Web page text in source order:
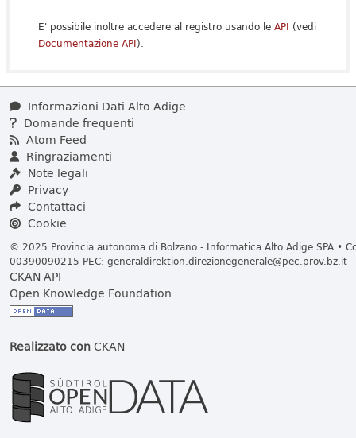
E' possibile inoltre accedere al registro usando le API (vedi
Documentazione API).
Informazioni Dati Alto Adige
Domande frequenti
Atom Feed
Ringraziamenti
Note legali
Privacy
Contattaci
Cookie
© 2025 Provincia autonoma di Bolzano - Informatica Alto Adige SPA •
00390090215 PEC: generaldirektion.direzionegenerale@pec.prov.bz.it
CKAN API
Open Knowledge Foundation
Realizzato conCKAN